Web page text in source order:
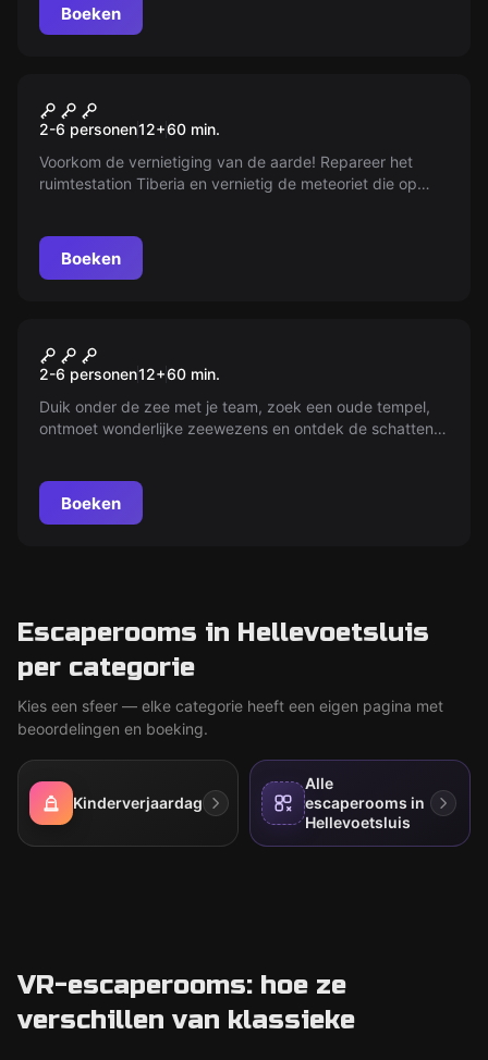
Boeken
Space Station Tiberia VR
2-6 personen12+60 min.
Voorkom de vernietiging van de aarde! Repareer het
ruimtestation Tiberia en vernietig de meteoriet die op
Boeken
Depths of Osiris VR
2-6 personen12+60 min.
Duik onder de zee met je team, zoek een oude tempel,
ontmoet wonderlijke zeewezens en ontdek de schatten.
Boeken
Escaperooms in Hellevoetsluis
per categorie
Kies een sfeer — elke categorie heeft een eigen pagina met
beoordelingen en boeking.
Kinderverjaardag
Alle
escaperooms in
Hellevoetsluis
VR-escaperooms: hoe ze
verschillen van klassieke